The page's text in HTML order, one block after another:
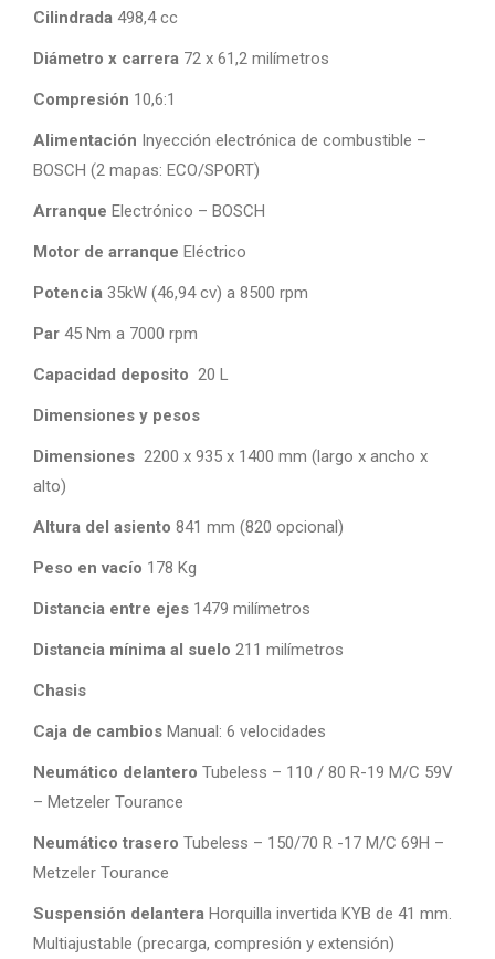
Cilindrada 498,4 cc
Diámetro x carrera 72 x 61,2 milímetros
Compresión 10,6:1
Alimentación Inyección electrónica de combustible –
BOSCH (2 mapas: ECO/SPORT)
Arranque Electrónico – BOSCH
Motor de arranque Eléctrico
Potencia 35kW (46,94 cv) a 8500 rpm
Par 45 Nm a 7000 rpm
Capacidad deposito 20 L
Dimensiones y pesos
Dimensiones 2200 x 935 x 1400 mm (largo x ancho x
alto)
Altura del asiento 841 mm (820 opcional)
Peso en vacío 178 Kg
Distancia entre ejes 1479 milímetros
Distancia mínima al suelo 211 milímetros
Chasis
Caja de cambios Manual: 6 velocidades
Neumático delantero Tubeless – 110 / 80 R-19 M/C 59V
– Metzeler Tourance
Neumático trasero Tubeless – 150/70 R -17 M/C 69H –
Metzeler Tourance
Suspensión delantera Horquilla invertida KYB de 41 mm.
Multiajustable (precarga, compresión y extensión)